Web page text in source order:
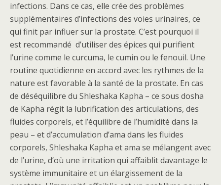
infections. Dans ce cas, elle crée des problèmes
supplémentaires d’infections des voies urinaires, ce
qui finit par influer sur la prostate. C’est pourquoi il
est recommandé d’utiliser des épices qui purifient
l’urine comme le curcuma, le cumin ou le fenouil. Une
routine quotidienne en accord avec les rythmes de la
nature est favorable à la santé de la prostate. En cas
de déséquilibre du Shleshaka Kapha – ce sous dosha
de Kapha régit la lubrification des articulations, des
fluides corporels, et l’équilibre de l’humidité dans la
peau – et d’accumulation d’ama dans les fluides
corporels, Shleshaka Kapha et ama se mélangent avec
de l’urine, d’où une irritation qui affaiblit davantage le
système immunitaire et un élargissement de la